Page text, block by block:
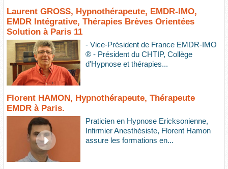
Laurent GROSS, Hypnothérapeute, EMDR-IMO,
EMDR Intégrative, Thérapies Brèves Orientées
Solution à Paris 11
- Vice-Président de France EMDR-IMO
® - Président du CHTIP, Collège
d'Hypnose et thérapies...
Florent HAMON, Hypnothérapeute, Thérapeute
EMDR à Paris.
Praticien en Hypnose Ericksonienne,
Infirmier Anesthésiste, Florent Hamon
assure les formations en...